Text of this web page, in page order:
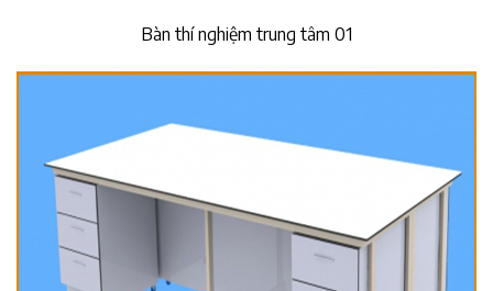
Bàn thí nghiệm trung tâm 01